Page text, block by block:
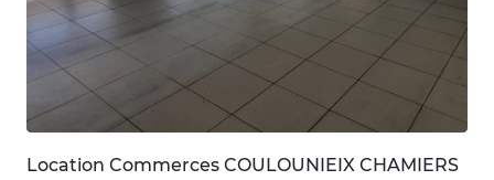
Location Commerces COULOUNIEIX CHAMIERS